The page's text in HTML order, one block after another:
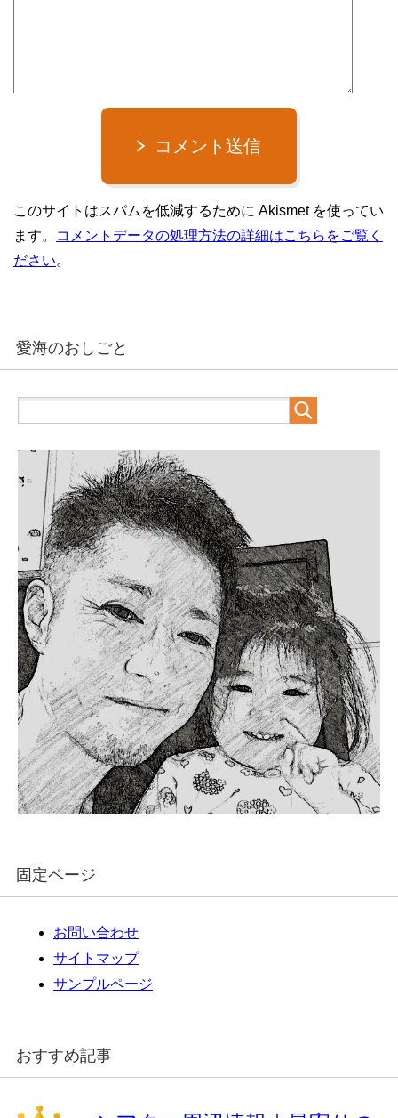
コメント送信
このサイトはスパムを低減するために Akismet を使ってい
ます。
コメントデータの処理方法の詳細はこちらをご覧く
ださい。
愛海のおしごと
固定ページ
お問い合わせ
サイトマップ
サンプルページ
おすすめ記事